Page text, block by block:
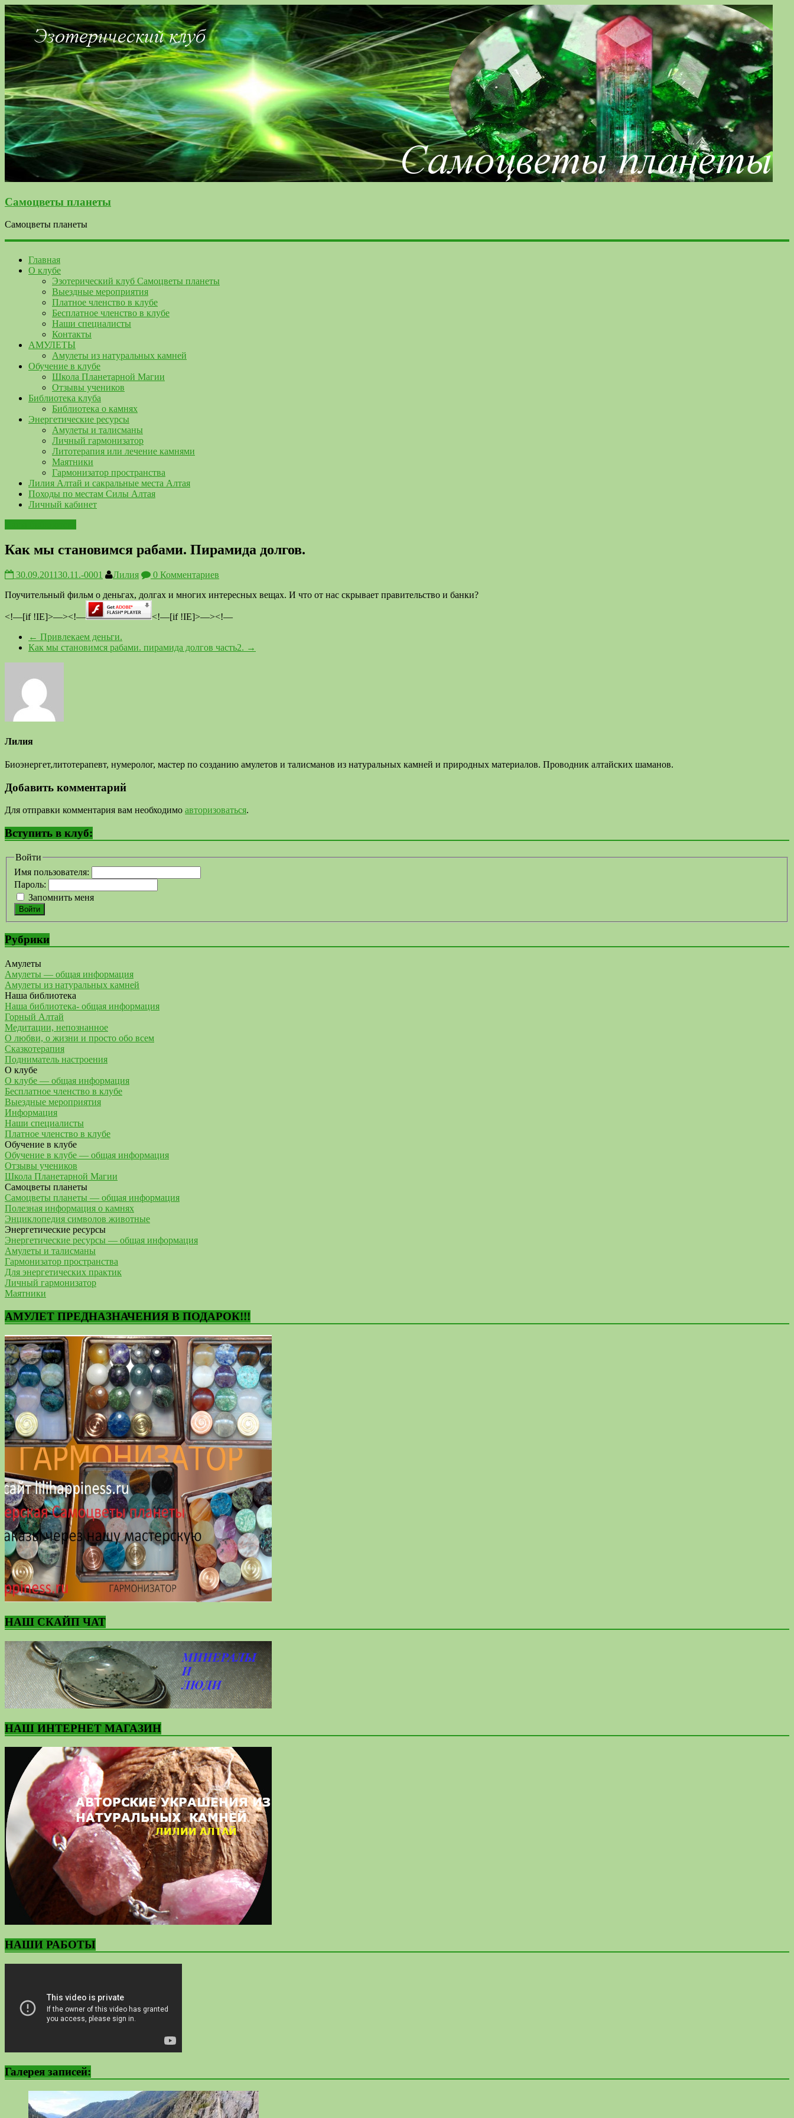
Самоцветы планеты
Самоцветы планеты
Главная
О клубе
Эзотерический клуб Самоцветы планеты
Выездные мероприятия
Платное членство в клубе
Бесплатное членство в клубе
Наши специалисты
Контакты
АМУЛЕТЫ
Амулеты из натуральных камней
Обучение в клубе
Школа Планетарной Магии
Отзывы учеников
Библиотека клуба
Библиотека о камнях
Энергетические ресурсы
Амулеты и талисманы
Личный гармонизатор
Литотерапия или лечение камнями
Маятники
Гармонизатор пространства
Лилия Алтай и сакральные места Алтая
Походы по местам Силы Алтая
Личный кабинет
Как мы становимся рабами. Пирамида долгов.
30.09.201130.11.-0001 Лилия
0 Комментариев
Поучительный фильм о деньгах, долгах и многих интересных вещах. И что от нас скрывает правительство и банки?
<!—[if !IE]>—><!— <!—[if !IE]>—><!—
← Привлекаем деньги.
Как мы становимся рабами. пирамида долгов часть2. →
Лилия
Биоэнергет,литотерапевт, нумеролог, мастер по созданию амулетов и талисманов из натуральных камней и природных материалов. Проводник алтайских шаманов.
Добавить комментарий
Для отправки комментария вам необходимо авторизоваться.
Вступить в клуб:
Войти
Имя пользователя:
Пароль:
Запомнить меня
Войти
Рубрики
Амулеты
Амулеты — общая информация
Амулеты из натуральных камней
Наша библиотека
Наша библиотека- общая информация
Горный Алтай
Медитации, непознанное
О любви, о жизни и просто обо всем
Сказкотерапия
Подниматель настроения
О клубе
О клубе — общая информация
Бесплатное членство в клубе
Выездные мероприятия
Информация
Наши специалисты
Платное членство в клубе
Обучение в клубе
Обучение в клубе — общая информация
Отзывы учеников
Школа Планетарной Магии
Самоцветы планеты
Самоцветы планеты — общая информация
Полезная информация о камнях
Энциклопедия символов животные
Энергетические ресурсы
Энергетические ресурсы — общая информация
Амулеты и талисманы
Гармонизатор пространства
Для энергетических практик
Личный гармонизатор
Маятники
АМУЛЕТ ПРЕДНАЗНАЧЕНИЯ В ПОДАРОК!!!
НАШ СКАЙП ЧАТ
НАШ ИНТЕРНЕТ МАГАЗИН
НАШИ РАБОТЫ
Галерея записей: